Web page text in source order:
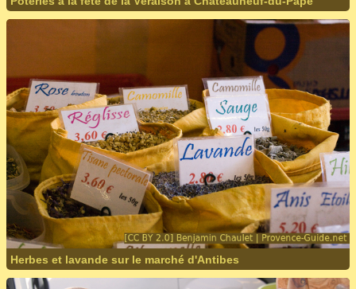
Herbes et lavande sur le marché d'Antibes